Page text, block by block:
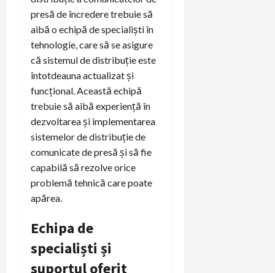
presă de încredere trebuie să
aibă o echipă de specialiști în
tehnologie, care să se asigure
că sistemul de distribuție este
întotdeauna actualizat și
funcțional. Această echipă
trebuie să aibă experiență în
dezvoltarea și implementarea
sistemelor de distribuție de
comunicate de presă și să fie
capabilă să rezolve orice
problemă tehnică care poate
apărea.
Echipa de
specialiști și
suportul oferit